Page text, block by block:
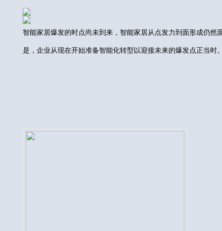
智能家居爆发的时点尚未到来，智能家居从点发力到面形成仍然
是，企业从现在开始准备智能化转型以迎接未来的爆发点正当时